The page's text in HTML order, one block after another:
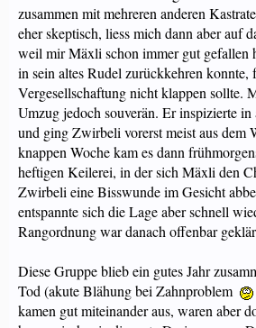
zusammen mit mehreren anderen
eher skeptisch, liess mich dann aber auf
weil mir Mäxli schon immer gut gefallen
in sein altes Rudel zurückkehren konnte,
Vergesellschaftung nicht klappen sollte.
Umzug jedoch souverän. Er inspizierte in
und ging Zwirbeli vorerst meist aus dem
knappen Woche kam es dann
heftigen Keilerei, in der sich Mäxli den
Zwirbeli eine Bisswunde im Gesicht
entspannte sich die Lage aber schnell
Rangordnung war danach offenbar
Diese Gruppe blieb ein gutes Jahr
Tod (akute Blähung bei Zahnproblem
kamen gut miteinander aus, waren aber